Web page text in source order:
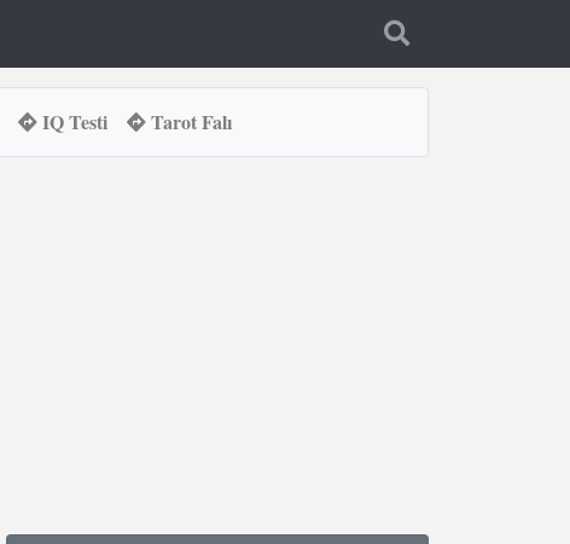
IQ Testi Tarot Falı